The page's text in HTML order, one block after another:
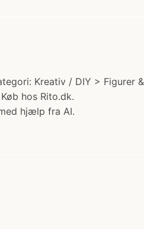
Kreativ / DIY >
hos Rito.dk.
hjælp fra AI.